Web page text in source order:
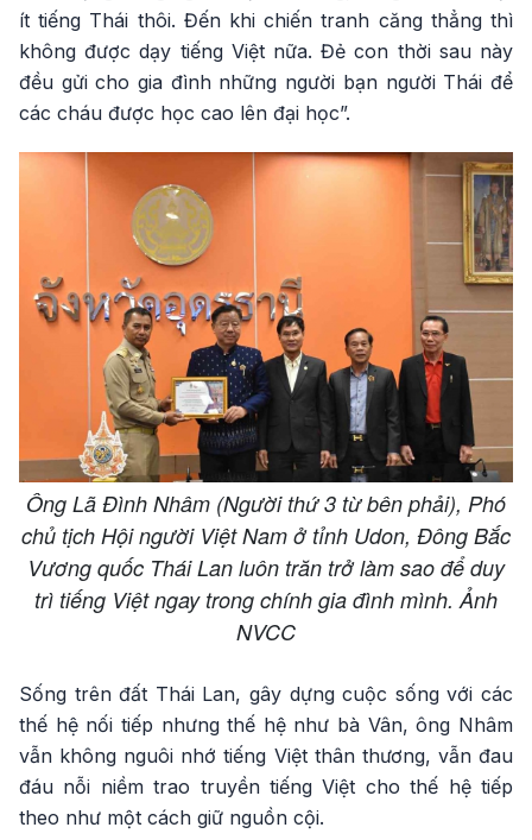
ít tiếng Thái thôi. Đến khi chiến tranh căng thẳng thì
không được dạy tiếng Việt nữa. Đẻ con thời sau này
đều gửi cho gia đình những người bạn người Thái để
các cháu được học cao lên đại học”.
Ông Lã Đình Nhâm (Người thứ 3 từ bên phải), Phó
chủ tịch Hội người Việt Nam ở tỉnh Udon, Đông Bắc
Vương quốc Thái Lan luôn trăn trở làm sao để duy
trì tiếng Việt ngay trong chính gia đình mình. Ảnh
NVCC
Sống trên đất Thái Lan, gây dựng cuộc sống với các
thế hệ nối tiếp nhưng thế hệ như bà Vân, ông Nhâm
vẫn không nguôi nhớ tiếng Việt thân thương, vẫn đau
đáu nỗi niềm trao truyền tiếng Việt cho thế hệ tiếp
theo như một cách giữ nguồn cội.